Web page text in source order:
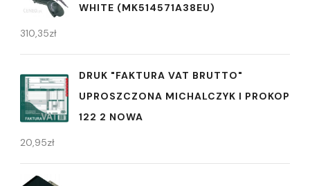
WHITE (MK514571A38EU)
310,35zł
DRUK "FAKTURA VAT BRUTTO"
UPROSZCZONA MICHALCZYK I PROKOP
122 2 NOWA
20,95zł